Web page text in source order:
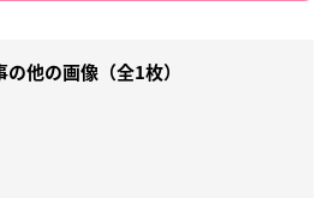
の他の画像（全1枚）